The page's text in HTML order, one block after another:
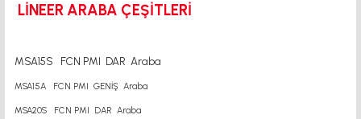
LİNEER ARABA ÇEŞİTLERİ
MSA15S FCN PMI DAR Araba
MSA15A FCN PMI GENİŞ Araba
MSA20S FCN PMI DAR Araba